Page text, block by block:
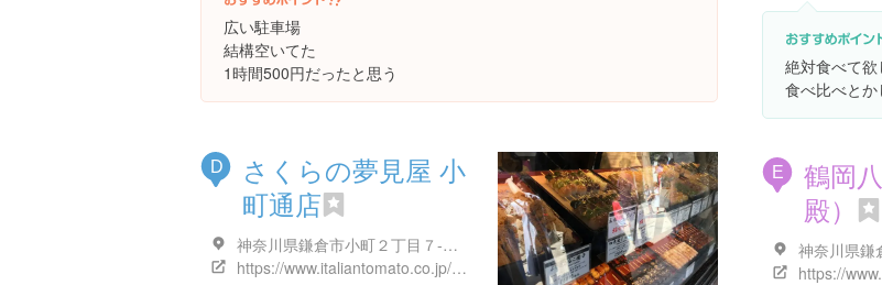
広い駐車場
結構空いてた
1時間500円だったと思う
絶対食べて欲
食べ比べと
D
さくらの夢見屋 小
町通店
神奈川県鎌倉市小町２丁目７-３４
https://www.italiantomato.co.jp/store/it042/
E
鶴岡
殿）
https://